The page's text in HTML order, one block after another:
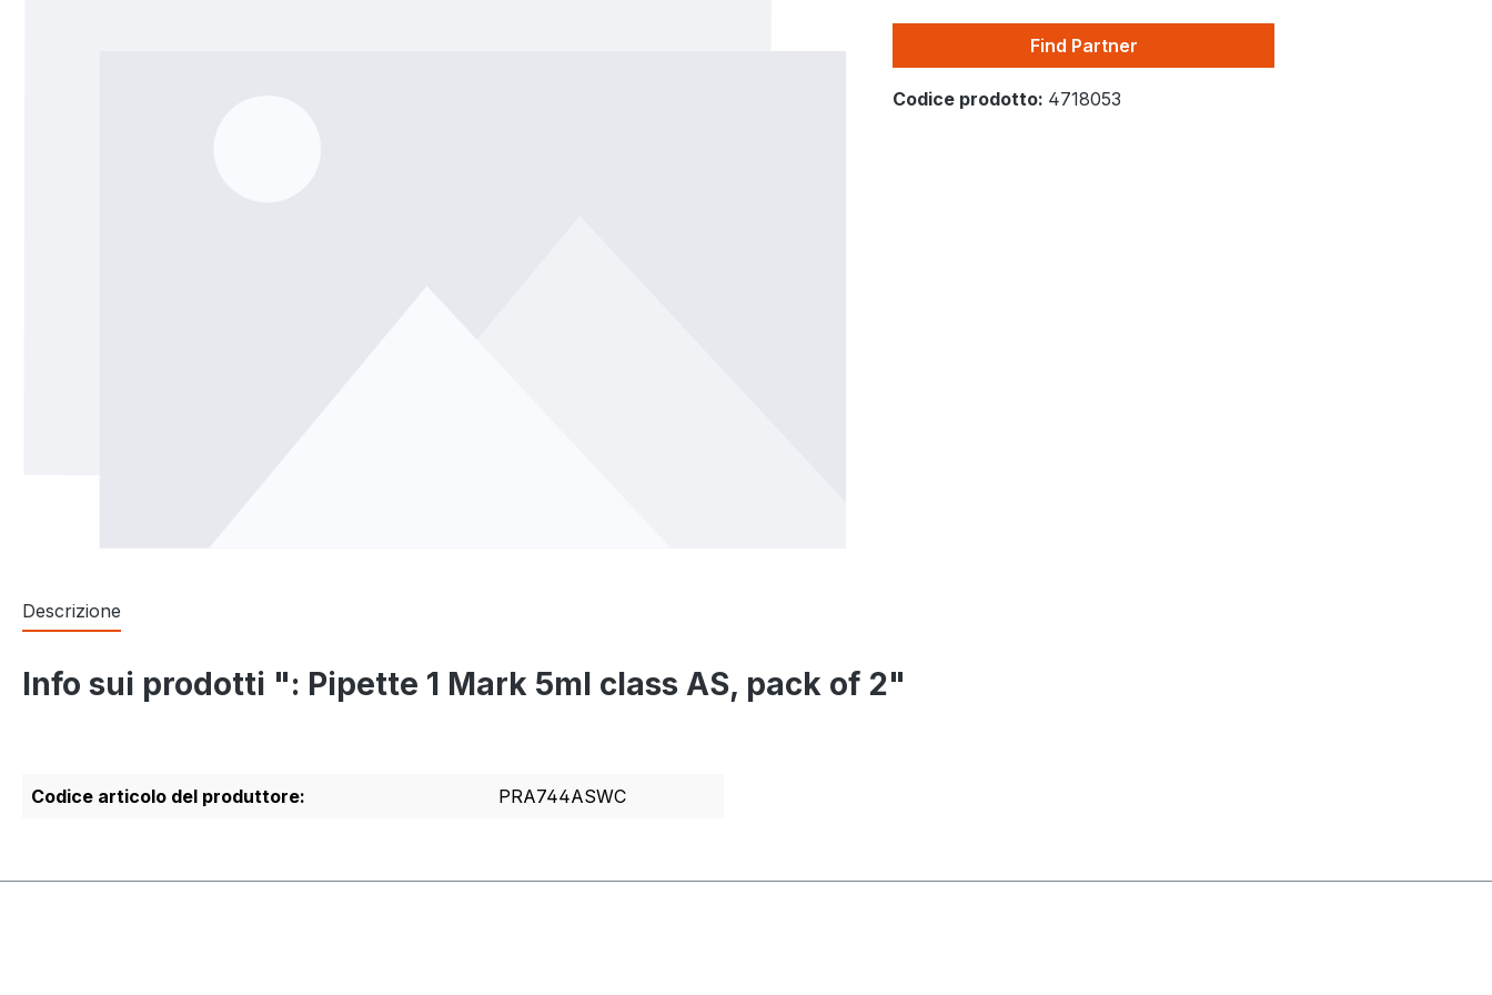
Find Partner
Codice prodotto: 4718053
Descrizione
Info sui prodotti ": Pipette 1 Mark 5ml class AS, pack of 2"
Codice articolo del produttore: PRA744ASWC